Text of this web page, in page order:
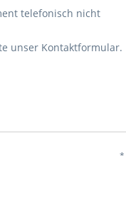
telefonisch nicht
unser Kontaktformular.
*